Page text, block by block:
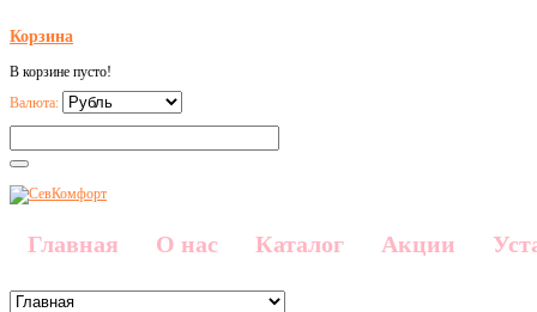
Корзина
В корзине пусто!
Валюта:
Главная О нас Каталог Акции